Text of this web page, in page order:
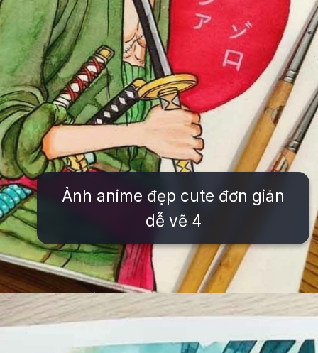
Ảnh anime đẹp cute đơn giản
dễ vẽ 4
Đang mở https://issiloo.edu.vn/cach-ve-tranh-anime